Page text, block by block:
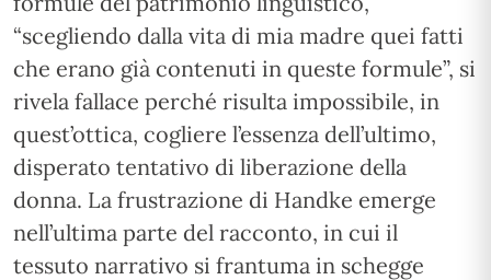
“scegliendo dalla vita di mia madre quei fatti
che erano già contenuti in queste formule”, si
rivela fallace perché risulta impossibile, in
quest’ottica, cogliere l’essenza dell’ultimo,
disperato tentativo di liberazione della
donna. La frustrazione di Handke emerge
nell’ultima parte del racconto, in cui il
tessuto narrativo si frantuma in schegge